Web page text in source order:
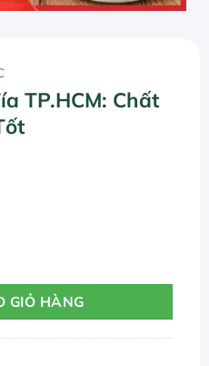
TP.HCM: Chất
GIỎ HÀNG